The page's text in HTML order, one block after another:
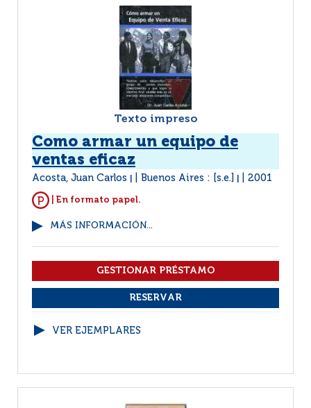
Texto impreso
Como armar un equipo de
ventas eficaz
Acosta, Juan Carlos Buenos Aires : [s.e.] 2001
| En formato papel.
MÁS INFORMACIÓN...
VER EJEMPLARES